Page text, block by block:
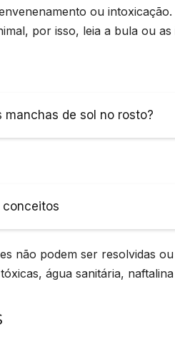
ou
por isso, leia a bula ou
de sol no rosto?
não podem ser resolvidas
água sanitária,